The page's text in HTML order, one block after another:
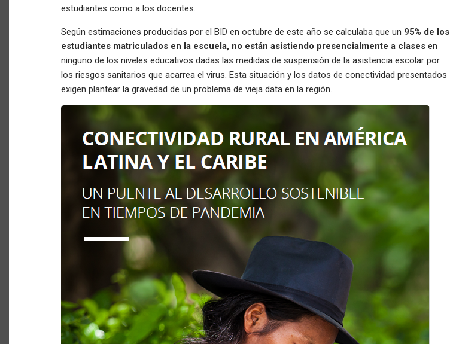
estudiantes como a los docentes.
Según estimaciones producidas por el BID en octubre de este año se calculaba que un 95% de los
estudiantes matriculados en la escuela, no están asistiendo presencialmente a clases en
ninguno de los niveles educativos dadas las medidas de suspensión de la asistencia escolar por
los riesgos sanitarios que acarrea el virus. Esta situación y los datos de conectividad presentados
exigen plantear la gravedad de un problema de vieja data en la región.